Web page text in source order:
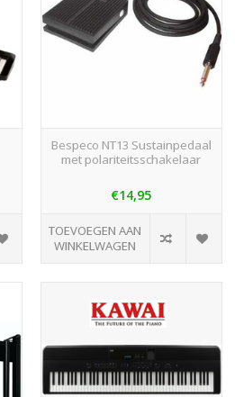
Bespeco NT13 Sustainpedaal
met polariteitsschakelaar
€14,95
TOEVOEGEN AAN
WINKELWAGEN